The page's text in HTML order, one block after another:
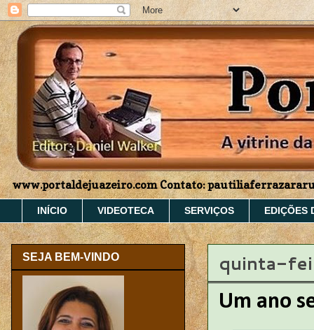
www.portaldejuazeiro.com Contato:
INÍCIO VIDEOTECA SERVIÇOS EDIÇÕES
quinta-
Um ano
SEJA BEM-VINDO